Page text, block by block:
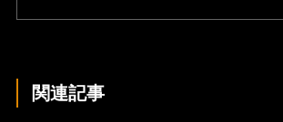
関連記事